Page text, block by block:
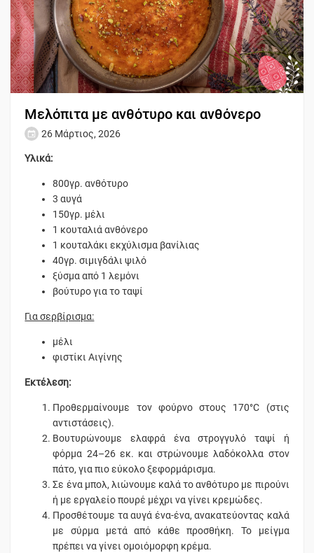
Μελόπιτα με ανθότυρο και ανθόνερο
26 Μάρτιος, 2026
Υλικά:
800γρ. ανθότυρο
3 αυγά
150γρ. μέλι
1 κουταλιά ανθόνερο
1 κουταλάκι εκχύλισμα βανίλιας
40γρ. σιμιγδάλι ψιλό
ξύσμα από 1 λεμόνι
βούτυρο για το ταψί
Για σερβίρισμα:
μέλι
φιστίκι Αιγίνης
Εκτέλεση:
Προθερμαίνουμε τον φούρνο στους 170°C (στις
αντιστάσεις).
Βουτυρώνουμε ελαφρά ένα στρογγυλό ταψί ή
φόρμα 24–26 εκ. και στρώνουμε λαδόκολλα στον
πάτο, για πιο εύκολο ξεφορμάρισμα.
Σε ένα μπολ, λιώνουμε καλά το ανθότυρο με πιρούνι
ή με εργαλείο πουρέ μέχρι να γίνει κρεμώδες.
Προσθέτουμε τα αυγά ένα-ένα, ανακατεύοντας καλά
με σύρμα μετά από κάθε προσθήκη. Το μείγμα
πρέπει να γίνει ομοιόμορφη κρέμα.